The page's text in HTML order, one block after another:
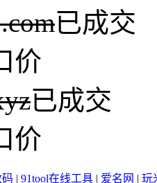
已成交
价
已成交
价
| 91tool在线工具 | 爱名网 | 玩